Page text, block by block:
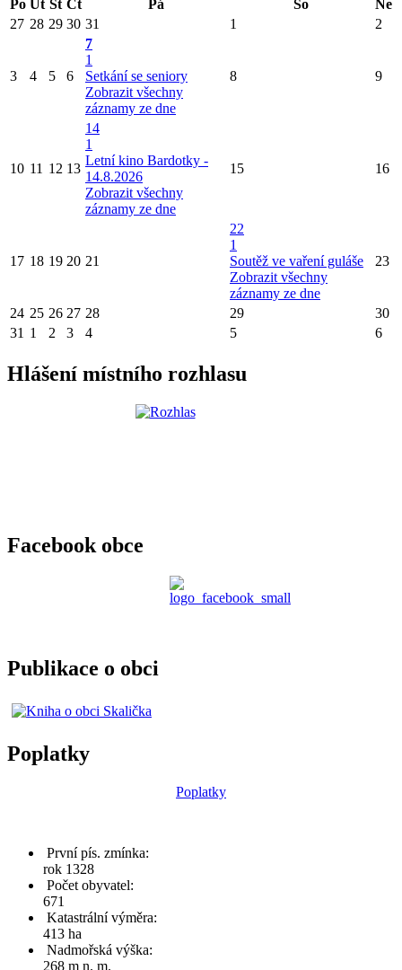
Po Út St Čt Pá So
Ne
27 28 29 30 31 1 2
3 4 5 6
7
1
Setkání se seniory
Zobrazit všechny
záznamy ze dne
8 9
10 11 12 13
14
1
Letní kino Bardotky -
14.8.2026
Zobrazit všechny
záznamy ze dne
15 16
17 18 19 20 21
22
1
Soutěž ve vaření guláše
Zobrazit všechny
záznamy ze dne
23
24 25 26 27 28 29
30
31 1 2 3 4 5 6
Hlášení místního rozhlasu
Facebook obce
Publikace o obci
Poplatky
Poplatky
První pís. zmínka:
rok 1328
Počet obyvatel:
671
Katastrální výměra:
413 ha
Nadmořská výška:
268 m n. m.